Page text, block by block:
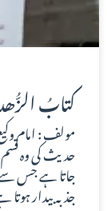
کتابُ
حدیث کی وہ
جاتا ہے جس
جذبہ بیدار